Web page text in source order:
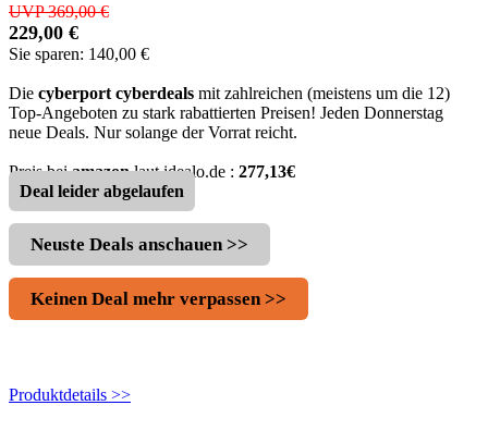
UVP 369,00 €
229,00 €
Sie sparen: 140,00 €
Die cyberport cyberdeals mit zahlreichen (meistens um die 12)
Top-Angeboten zu stark rabattierten Preisen! Jeden Donnerstag
neue Deals. Nur solange der Vorrat reicht.
Preis beiamazonlaut idealo.de : 277,13€
Deal leider abgelaufen
Neuste Deals anschauen >>
Keinen Deal mehr verpassen >>
Produktdetails >>